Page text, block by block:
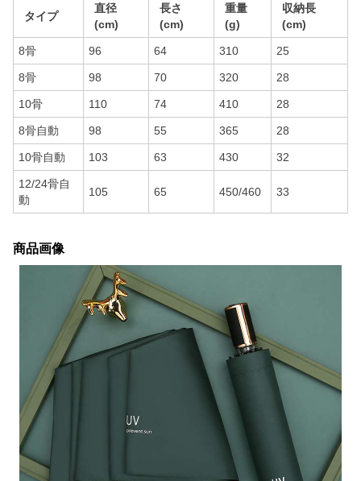
タイプ
直径
(cm)
長さ
(cm)
重量
(g)
収納長
(cm)
8骨 96 64 310 25
8骨 98 70 320 28
10骨 110 74 410 28
8骨自動 98 55 365 28
10骨自動 103 63 430 32
12/24骨自
動
105 65 450/460 33
商品画像